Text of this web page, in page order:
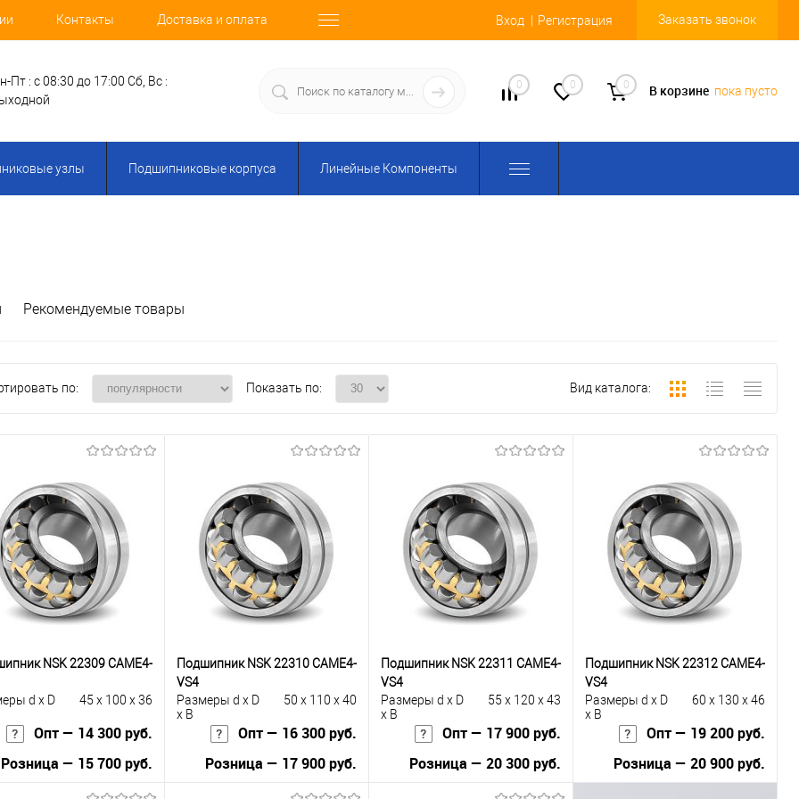
Контакты Доставка и оплата Вход Регистрация Заказать звонок
Пт : с 08:30 до 17:00 Сб, Вс :
0 0 0 В корзине пока пусто
узлы Подшипниковые корпуса Линейные Компоненты
Рекомендуемые товары
по: Показать по: Вид каталога:
NSK 22309 CAME4-
d x D
45 x 100 x 36
Опт — 14 300 руб.
Розница — 15 700 руб.
Подшипник NSK 22310 CAME4-
VS4
Размеры d x D
x B
50 x 110 x 40
Опт — 16 300 руб.
Розница — 17 900 руб.
Подшипник NSK 22311 CAME4-
VS4
Размеры d x D
x B
55 x 120 x 43
Опт — 17 900 руб.
Розница — 20 300 руб.
Подшипник NSK 22312 CAME4-
VS4
Размеры d x D
x B
60 x 130 x 46
Опт — 19 200 руб.
Розница — 20 900 руб.